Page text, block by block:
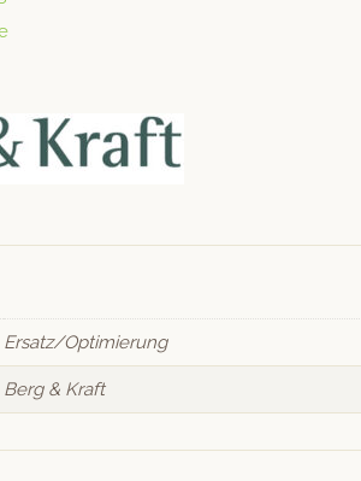
Ersatz/Optimierung
Berg & Kraft